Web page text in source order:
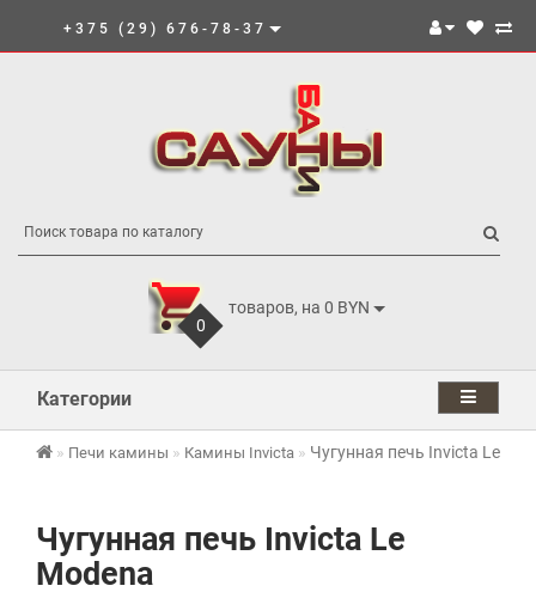
+375 (29) 676-78-37
0
товаров, на 0 BYN
Категории
Печи камины Камины Invicta Чугунная печь Invicta Le
Чугунная печь Invicta Le
Modena